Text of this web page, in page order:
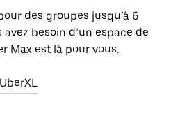
des groupes jusqu’à 6
avez besoin d’un espace de
Max est là pour vous.